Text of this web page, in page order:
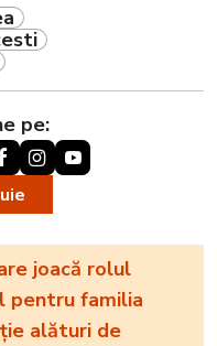
pe:
joacă rolul
pentru familia
alături de